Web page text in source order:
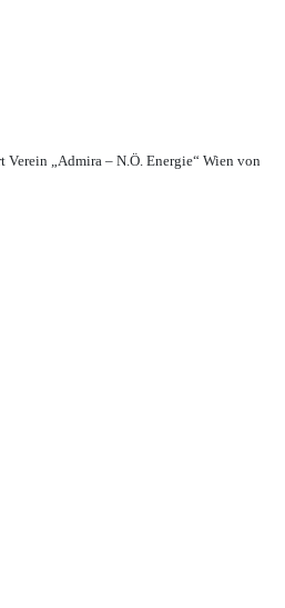
Verein „Admira – N.Ö. Energie“ Wien von